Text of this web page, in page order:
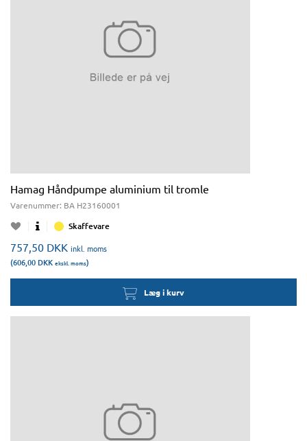
Hamag Håndpumpe aluminium til tromle
Varenummer: BA H23160001
Skaffevare
757,50 DKK inkl. moms
(606,00 DKK ekskl. moms)
Læg i kurv